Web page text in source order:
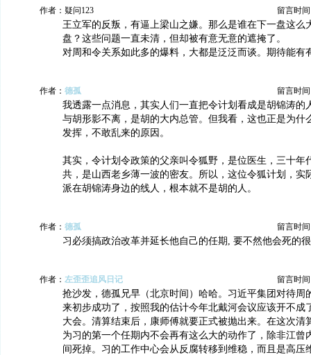
作者：疑问123 留言时间
王立军的反叛，有逼上梁山之嫌。那么是谁在下一盘这么
盘？这些问题一直未清，但却被有意无意的遮掩了。
对周和令关系如此多的爆料，大都是泛泛而谈。期待能有
作者： 德孤 留言时间
我透露一点消息，其实人们一直把令计划看成是胡锦涛的
与胡形影不离，是胡的大内总管。但我看，这也正是为什
发挥，不敢乱来的原因。
其实，令计划令政策的父亲叫令狐野，是位医生，三十年
共，是山西老乡薄一波的密友。所以，这位令狐计划，实
派在胡锦涛身边的线人，根本就不是胡的人。
作者： 德孤 留言时间
习必须搞政治改革并延长他自己的任期, 要不然他会死的
作者： 左歪歪追风日记 留言时间
抢沙发，德孤兄早（北京时间）哈哈。习近平集团对待周
来初步成功了，按照我的估计今年北戴河会议应该开不成
大会。清算结束后，康师傅就要正式被抛出来。在这次清
为习的第一个任期内不会再有这么大的动作了，除非江曾
间死掉。习的工作中心会从反腐转移到维稳，而且是高压